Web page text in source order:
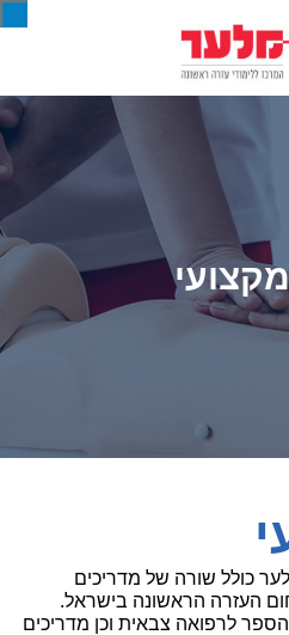
כולל שורה של מדריכים
העזרה הראשונה בישראל.
לרפואה צבאית וכן מדריכים